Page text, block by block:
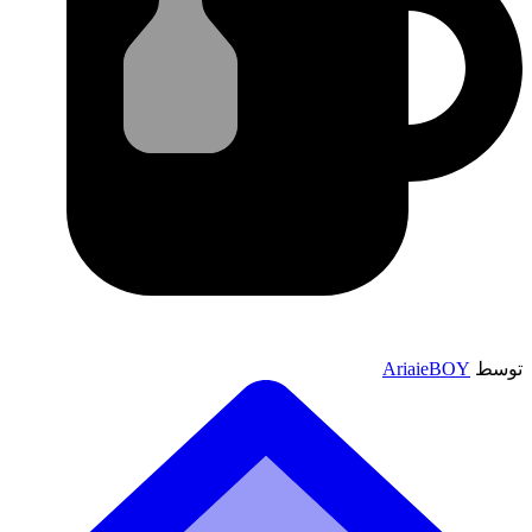
توسطAriaieBOY